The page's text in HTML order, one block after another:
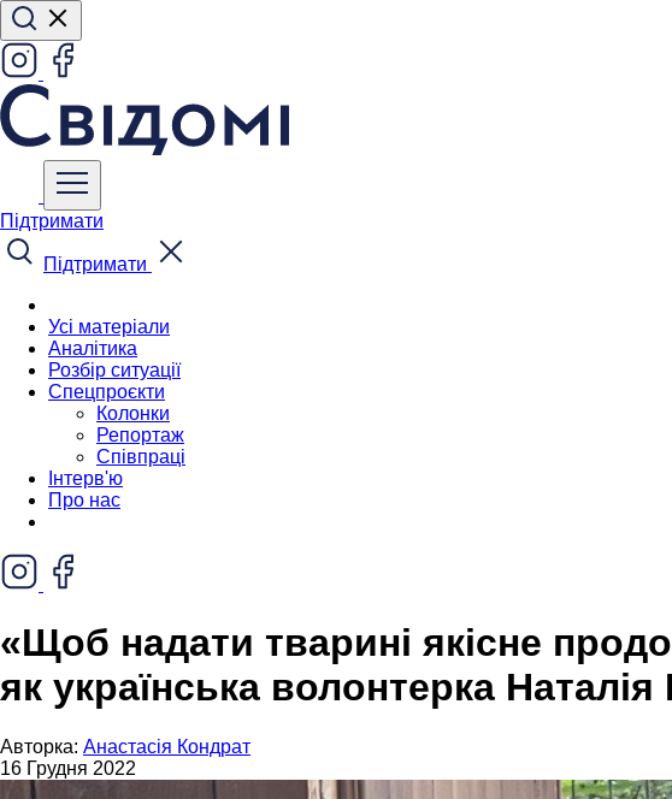
Підтримати
Підтримати
Усі матеріали
Аналітика
Розбір ситуації
Спецпроєкти
Колонки
Репортаж
Співпраці
Інтерв'ю
Про нас
«Щоб надати тварині якісне
як українська волонтерка
Авторка: Анастасія Кондрат
16 Грудня 2022